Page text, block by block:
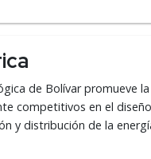
de Bolívar promueve
competitivos en el
y distribución de la